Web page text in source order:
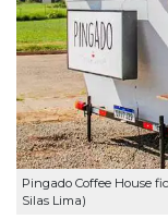
Pingado Coffee House
Silas Lima)